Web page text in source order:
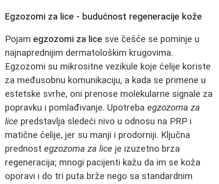
Egzozomi za lice - budućnost regeneracije kože
Pojam egzozomi za lice sve češće se pominje u
najnaprednijim dermatološkim krugovima.
Egzozomi su mikrositne vezikule koje ćelije koriste
za međusobnu komunikaciju, a kada se primene u
estetske svrhe, oni prenose molekularne signale za
popravku i pomlađivanje. Upotreba egzozoma za
lice predstavlja sledeći nivo u odnosu na PRP i
matične ćelije, jer su manji i prodorniji. Ključna
prednost egzozoma za lice je izuzetno brza
regeneracija; mnogi pacijenti kažu da im se koža
oporavi i do tri puta brže nego sa standardnim